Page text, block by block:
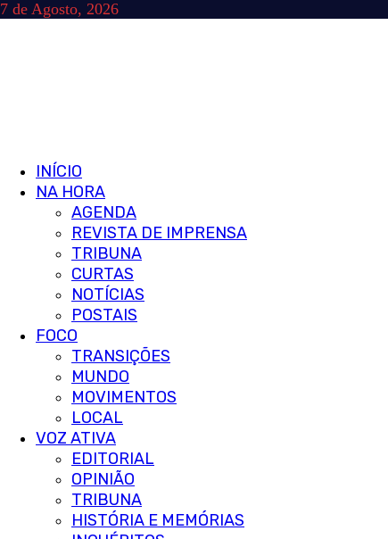
Skip
7 de Agosto, 2026
Primary
Menu
INÍCIO
NA HORA
AGENDA
REVISTA DE IMPRENSA
TRIBUNA
CURTAS
NOTÍCIAS
POSTAIS
FOCO
TRANSIÇÕES
MUNDO
MOVIMENTOS
LOCAL
VOZ ATIVA
EDITORIAL
OPINIÃO
TRIBUNA
HISTÓRIA E MEMÓRIAS